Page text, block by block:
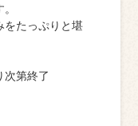
をたっぷりと堪
次第終了